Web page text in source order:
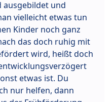
ausgebildet und
vielleicht etwas tun
Kinder noch ganz
das doch ruhig mit
wird, heißt doch
etwas ist. Du
nur helfen, dann